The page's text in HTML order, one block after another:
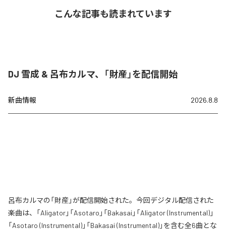
こんな記事も読まれています
DJ 雪成 & 呂布カルマ、「財産」を配信開始
新曲情報 2026.8.8
呂布カルマの「財産」が配信開始された。今回デジタル配信された
楽曲は、「Aligator」「Asotaro」「Bakasai」「Aligator (Instrumental)」
「Asotaro (Instrumental)」「Bakasai (Instrumental)」を含む全6曲とな